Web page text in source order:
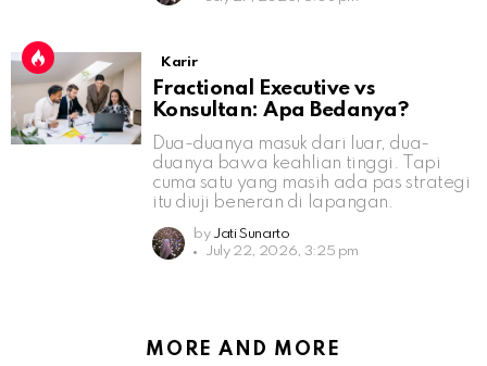
Karir
Fractional Executive vs
Konsultan: Apa Bedanya?
Dua-duanya masuk dari luar, dua-
duanya bawa keahlian tinggi. Tapi
cuma satu yang masih ada pas strategi
itu diuji beneran di lapangan.
by Jati Sunarto
July 22, 2026, 3:25 pm
MORE AND MORE